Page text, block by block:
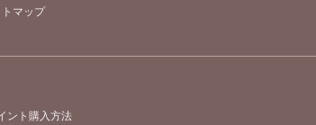
マップ
ント購入方法